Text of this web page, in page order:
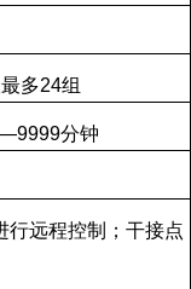
多24组
分钟
行远程控制；干接点